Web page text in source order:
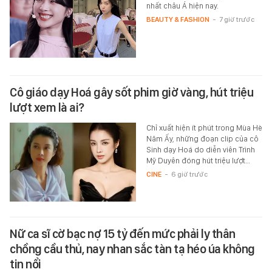
nhất châu Á hiện nay.
BEAUTY & FASHION - 7 giờ trước
Cô giáo dạy Hoá gây sốt phim giờ vàng, hút triệu
lượt xem là ai?
Chỉ xuất hiện ít phút trong Mùa Hè
Năm Ấy, những đoạn clip của cô
Sinh dạy Hoá do diễn viên Trình
Mỹ Duyên đóng hút triệu lượt…
CINE - 6 giờ trước
Nữ ca sĩ cờ bạc nợ 15 tỷ đến mức phải ly thân
chồng cầu thủ, nay nhan sắc tàn tạ héo úa không
tin nổi